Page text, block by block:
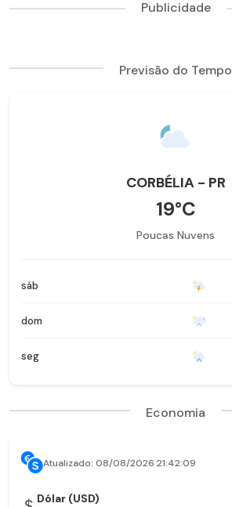
Publicidade
Previsão do Tempo
CORBÉLIA - PR
19°C
Poucas Nuvens
sáb
dom
seg
Economia
Atualizado: 08/08/2026 21:42:09
Dólar (USD)